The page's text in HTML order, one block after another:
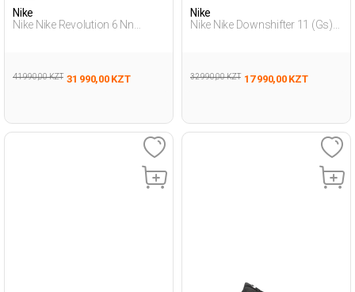
Nike
Nike Nike Revolution 6 Nn
41 990,00 KZT 31 990,00 KZT
Nike
Nike Nike Downshifter 11 (Gs)
32 990,00 KZT 17 990,00 KZT